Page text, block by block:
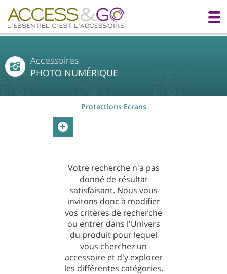
Accessoires
PHOTO NUMÉRIQUE
Protections Ecrans
Votre recherche n'a pas
donné de résultat
satisfaisant. Nous vous
invitons donc à modifier
vos critères de recherche
ou entrer dans l'Univers
du produit pour lequel
vous cherchez un
accessoire et d'y explorer
les différentes catégories.